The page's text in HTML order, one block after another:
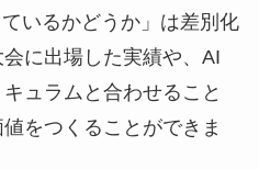
いるかどうか」は差別化
に出場した実績や、AI
ュラムと合わせること
をつくることができま